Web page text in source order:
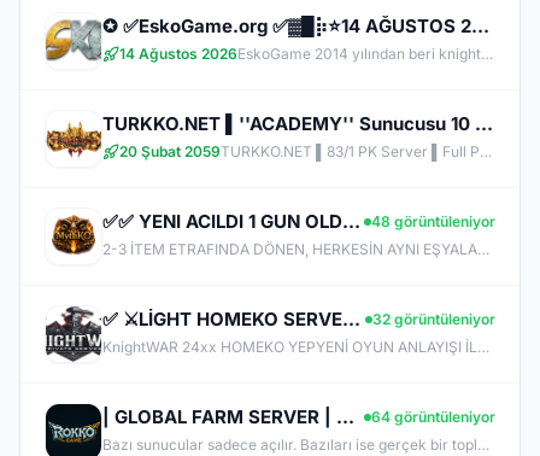
✪ ✅EskoGame.org ✅▓█⡷⭐14 AĞUSTOS 22.00⭐⢾█▓✅ERKEN KAYITA VİP PAKET HEDİYE !✅▓█⡷👉 v25XX FARM 👈
14 Ağustos 2026 EskoGame 2014 yılından beri knight online pvp sektöründe kesintisiz hizmet vermektedir. Aktif sunucuları +1000 Gündür onlinedir, yeni sunucular senede 1 kere açılır, takipde kalın!
TURKKO.NET ▌''ACADEMY'' Sunucusu 10 TEMMUZ Time 22:00 ▌Ücretsiz Full Pus Başlangıç ▌83/5 PK Server
20 Şubat 2059 TURKKO.NET ▌83/1 PK Server ▌Full Pus Başlangıç ▌x64 Bit Client dx11 ▌ 2009'dan Bu Yana Aynı Heyecan!
✅✅ YENI ACILDI 1 GUN OLDU✅✅ FARMERLAR ANLADI BİLE !! MYTHKO 20:00 'da ONLİNE ✅✅
48 görüntüleniyor
2-3 İTEM ETRAFINDA DÖNEN, HERKESİN AYNI EŞYALARLA OYNADIĞI SUNUCULARDAN BIKMADIN MI? MYTHKO'DA YENİ WEAPON BOXLARI, TAKI SİSTEMLERİ, DRAGON ARMOR, PERK STAT, GÖREVLER, FARM ALANLARI VE KAZANÇ DOLU ETKİNLİKLER SENİ BEKLİYOR! ONLİNE KAL, KC KAZAN, KİLL AL PARA KAZAN, CR VE ETKİNLİKLERDEN ÖDÜLLER TOPLA. BİZDE AMAÇ SADECE PUS DEĞİL; UZUN SOLUKLU, EMEK VERDİKÇE KAZANDIĞIN GERÇEK BİR PvP DENEYİMİ!
✅ ⚔️LİGHT HOMEKO SERVER⭐⭐YENİ İTEMLER EKLENDİ⭐⭐PUS ÜCRETSİZ⭐⭐İTEM SATIŞ YOK⭐⭐HİLE VE BUGLAR FİX ✅ ⚔️
32 görüntüleniyor
KnightWAR 24xx HOMEKO YEPYENİ OYUN ANLAYIŞI İLE SİZLERLE BULUŞUYOR. Merhaba Şovalyeler, Sizleri Sürükleyici Maceralarıyla, Sorunsuz Ve Hilesiz Ve Eşit Oyun Oynayabileceginiz, Güzel Ve Keyifli Vakit Geçireceğiniz Bir Sunucu İle Karşılıyor ve İyi Oyunlar Diliyoruz. KnightWAR Sunucumuz Hakkında Oyun İçi Bilgi Almak İçin DİSCORD kanalımıza katılın ! Sürüm v.24xx HOME KO Light Farm
| GLOBAL FARM SERVER | 83/10 |UZUN SOLUKLU FARM'IN ADRESİ | v24xx |
64 görüntüleniyor
Bazı sunucular sadece açılır. Bazıları ise gerçek bir topluluğa dönüşür. RokkoGame’i oluştururken hedefimiz hiçbir zaman büyük vaatler vermek olmadı. Amacımız; uzun vadede ayakta kalacak, güvenilir, adil ve sağlam bir yapı kurmaktı. Gösteriş yerine sağlam temelleri seçtik. Çünkü gerçek kalite, yüksek sesle değil; istikrarla kendini kanıtlar.